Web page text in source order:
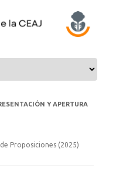
Y APERTURA
Proposiciones (2025)